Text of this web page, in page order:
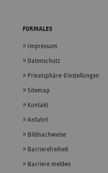
FORMALES
Impressum
Datenschutz
Privatsphäre-Einstellungen
Sitemap
Kontakt
Anfahrt
Bildnachweise
Barrierefreiheit
Barriere melden